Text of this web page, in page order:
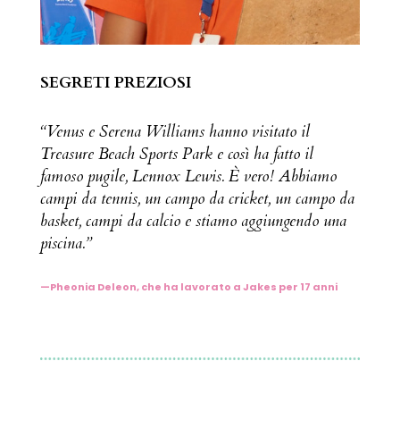
SEGRETI PREZIOSI
“Venus e Serena Williams hanno visitato il
Treasure Beach Sports Park e così ha fatto il
famoso pugile, Lennox Lewis. È vero! Abbiamo
campi da tennis, un campo da cricket, un campo da
basket, campi da calcio e stiamo aggiungendo una
piscina.”
—Pheonia Deleon, che ha lavorato a Jakes per 17 anni